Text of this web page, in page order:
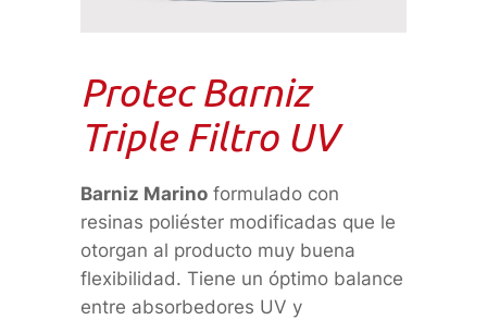
Protec Barniz
Triple Filtro UV
Barniz Marinoformulado con
resinas poliéster modificadas que le
otorgan al producto muy buena
flexibilidad. Tiene un óptimo balance
entre absorbedores UV y